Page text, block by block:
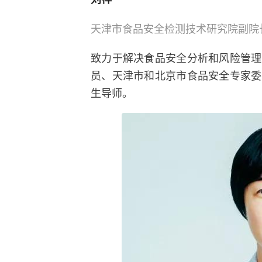
天津市食品安全检测技术研究院副
致力于解决食品安全分析和风险管
员、天津市和北京市食品安全专家
生导师。